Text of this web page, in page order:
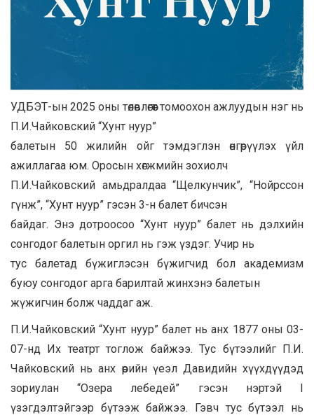
УДБЭТ-ын 2025 оны төлөвлөгөөт томоохон ажлуудын нэг нь
П.И.Чайковский “Хунт нуур”
балетын 50 жилийн ойг тэмдэглэн өнгөрүүлэх үйл
ажиллагаа юм. Оросын хөгжмийн зохиолч
П.И.Чайковский амьдралдаа “Щелкунчик”, “Нойрссон
гүнж”, “Хунт нуур” гэсэн 3-н балет бичсэн
байдаг. Энэ дотроосоо “Хунт нуур” балет нь дэлхийн
сонгодог балетын оргил нь гэж үздэг. Учир нь
тус балетад бүжиглэсэн бүжигчид бол академизм
буюу сонгодог арга барилтай жинхэнэ балетын
жүжигчин болж чаддаг аж.
П.И.Чайковский “Хунт нуур” балет нь анх 1877 оны 03-
07-нд Их театрт тоглож байжээ. Тус бүтээлийг П.И.
Чайковский нь анх өөрийн үеэл Давидийн хүүхдүүдэд
зориулан “Озера лебедей” гэсэн нэртэй І
үзэгдэлтэйгээр бүтээж байжээ. Гэвч тус бүтээл нь